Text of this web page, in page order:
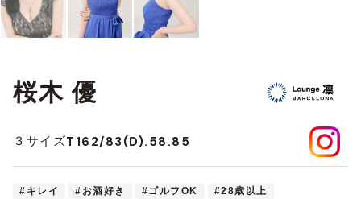
桜木 優
３サイズT162/83(D).58.85
#キレイ #お酒好き #ゴルフOK
#28歳以上